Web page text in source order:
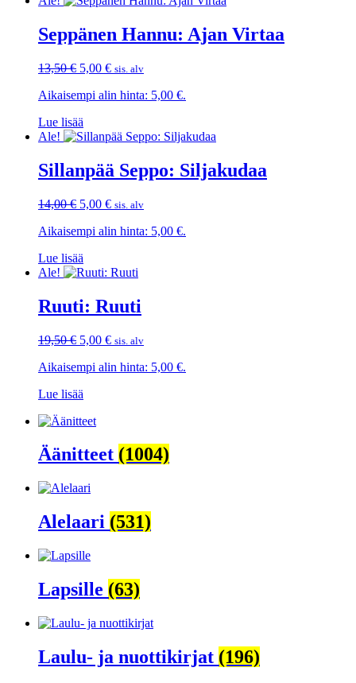
Seppänen Hannu: Ajan Virtaa
13,50€ Alkuperäinen
oli:
5,00 €Nykyinen
on:
sis. alv
Aikaisempi alin hinta: 5,00 €.
Lue lisää
Ale!
Sillanpää Seppo: Siljakudaa
14,00€ Alkuperäinen
oli:
5,00 €Nykyinen
on:
sis. alv
Aikaisempi alin hinta: 5,00 €.
Lue lisää
Ale!
Ruuti: Ruuti
19,50€ Alkuperäinen
oli:
5,00 €Nykyinen
on:
sis. alv
Aikaisempi alin hinta: 5,00 €.
Lue lisää
Äänitteet (1004)
Alelaari (531)
Lapsille (63)
Laulu- ja nuottikirjat (196)